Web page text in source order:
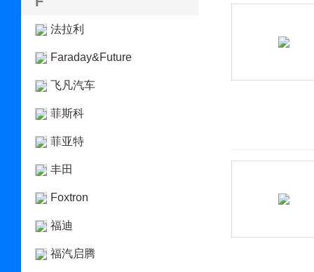
法拉利
Faraday&Future
飞凡汽车
菲斯科
菲亚特
丰田
Foxtron
福迪
福汽启腾